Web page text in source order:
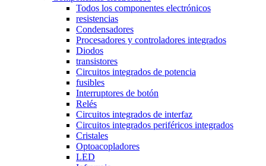
Todos los componentes electrónicos
resistencias
Condensadores
Procesadores y controladores integrados
Diodos
transistores
Circuitos integrados de potencia
fusibles
Interruptores de botón
Relés
Circuitos integrados de interfaz
Circuitos integrados periféricos integrados
Cristales
Optoacopladores
LED